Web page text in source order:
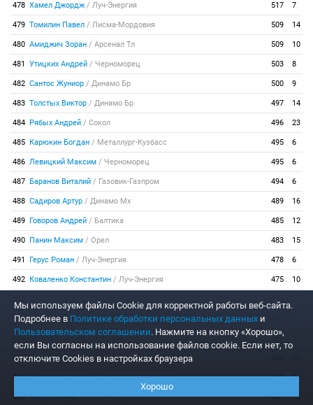
478 Хамел Джордж / Луч-Энергия 517 7
479 Томилин Павел / Лисма-Мордовия 509 14
480 Амиджич Зоран / Арсенал Тл 509 10
481 Утицких Андрей / Черноморец 503 8
482 Сантос Жуниор / Динамо Бр 500 9
483 Толстых Виктор / Динамо Бр 497 14
484 Рябых Андрей / Сокол 496 23
485 Карюкин Богдан / Металлург-Кузбасс 495 6
486 Левицкий Максим / Черноморец 495 6
487 Баранов Виталий / Газовик-Газпром 494 6
488 Садиров Артур / Динамо Мх 489 16
489 Говоров Андрей / Балтика 485 12
490 Панин Максим / Орел 483 15
491 Герус Роман / Луч-Энергия 478 6
492 Коваленко Константин / Луч-Энергия 475 10
494 Георгиев Даниел/Балтика
495 Аутлев Максим/Арсенал Тл 465
496 Попхадзе Зураб/ Металлург-Кузбасс
497 Тихоньких Алексей/Металлург-Кузбасс 453 8
498 Мацилявичус/Лисма-Мордовия 437 12
Мы используем файлы Сookie для корректной работы веб-сайта.
Подробнее в Политике обработки персональных данных и
Пользовательском соглашении. Нажмите на кнопку «Хорошо»,
если Вы согласны на использование файлов cookie. Если нет, то
отключите Cookies в настройках браузера
Хорошо